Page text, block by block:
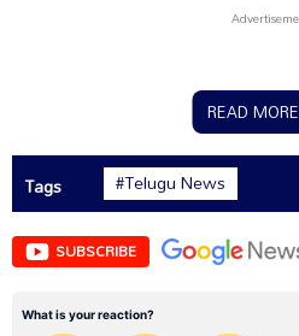
READ MORE
Tags #Telugu News
SUBSCRIBE